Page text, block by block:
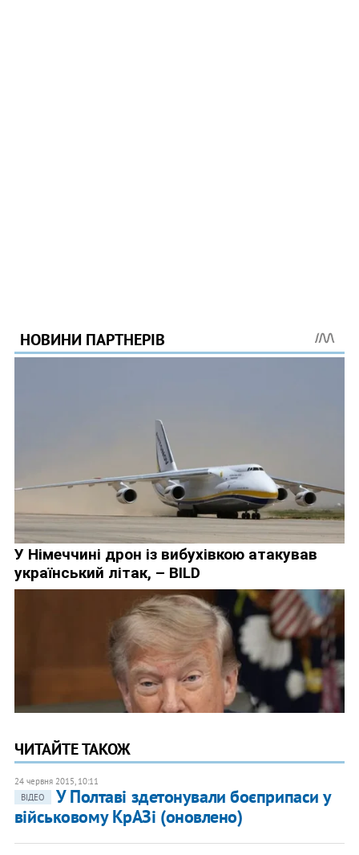
ЧИТАЙТЕ ТАКОЖ
24 червня 2015, 10:11
ВІДЕО
У Полтаві здетонували боєприпаси у
військовому КрАЗі (оновлено)